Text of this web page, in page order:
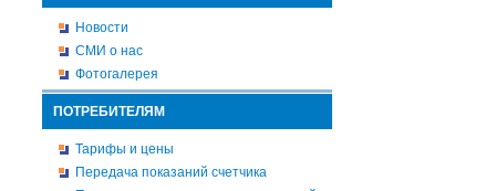
Новости
СМИ о нас
Фотогалерея
ПОТРЕБИТЕЛЯМ
Тарифы и цены
Передача показаний счетчика